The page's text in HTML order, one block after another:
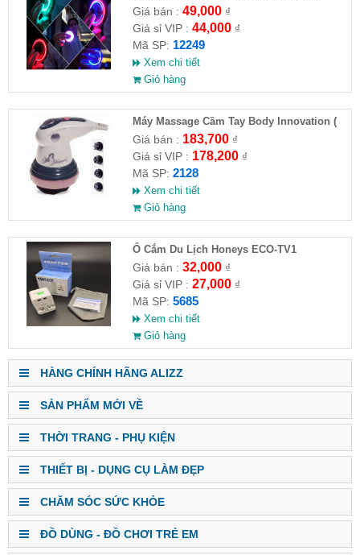
chiều tự động bay về
Giá bán : 49,000₫
Giá sỉ VIP : 44,000₫
Mã SP: 12249
Xem chi tiết
Giỏ hàng
Máy Massage Cầm Tay Body Innovation (
HĐ )
Giá bán : 183,700₫
Giá sỉ VIP : 178,200₫
Mã SP: 2128
Xem chi tiết
Giỏ hàng
Ổ Cắm Du Lịch Honeys ECO-TV1
Giá bán : 32,000₫
Giá sỉ VIP : 27,000₫
Mã SP: 5685
Xem chi tiết
Giỏ hàng
HÀNG CHÍNH HÃNG ALIZZ
SẢN PHẨM MỚI VỀ
THỜI TRANG - PHỤ KIỆN
THIẾT BỊ - DỤNG CỤ LÀM ĐẸP
CHĂM SÓC SỨC KHỎE
ĐỒ DÙNG - ĐỒ CHƠI TRẺ EM